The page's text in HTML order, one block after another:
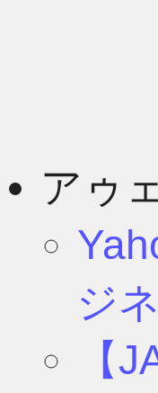
アゥ
ジ
【